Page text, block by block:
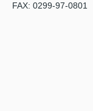
FAX: 0299-97-0801